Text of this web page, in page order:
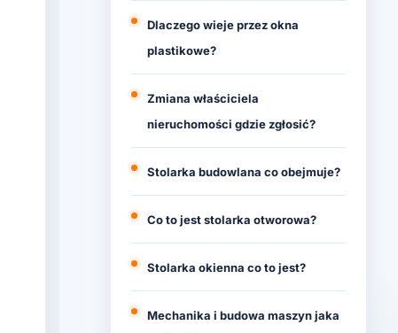
Dlaczego wieje przez okna
plastikowe?
Zmiana właściciela
nieruchomości gdzie zgłosić?
Stolarka budowlana co obejmuje?
Co to jest stolarka otworowa?
Stolarka okienna co to jest?
Mechanika i budowa maszyn jaka